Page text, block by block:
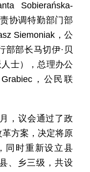
Sobierańska-
协调特勤部门部
Siemoniak，公
部部长马切伊·贝
士），总理办公
，公民联
，议会通过了政
方案，决定将原
同时重新设立县
、乡三级，共设